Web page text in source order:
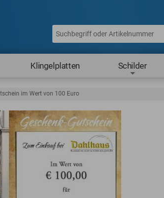
Klingelplatten Schilder
im Wert von 100 Euro